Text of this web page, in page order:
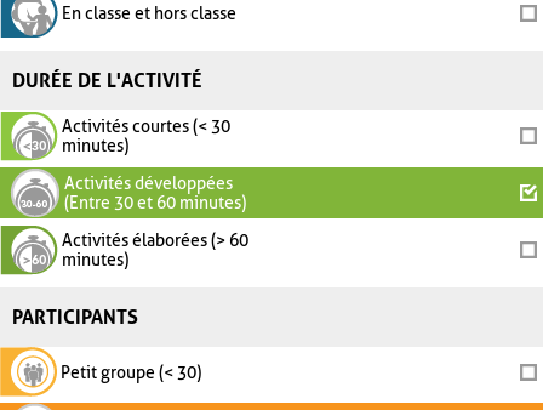
En classe et hors classe
DURÉE DE L'ACTIVITÉ
Activités courtes (< 30
minutes)
Activités développées
(Entre 30 et 60 minutes)
Activités élaborées (> 60
minutes)
PARTICIPANTS
Petit groupe (< 30)